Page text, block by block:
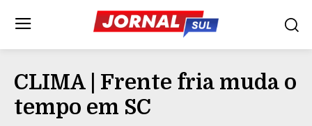
CLIMA | Frente fria muda o
tempo em SC